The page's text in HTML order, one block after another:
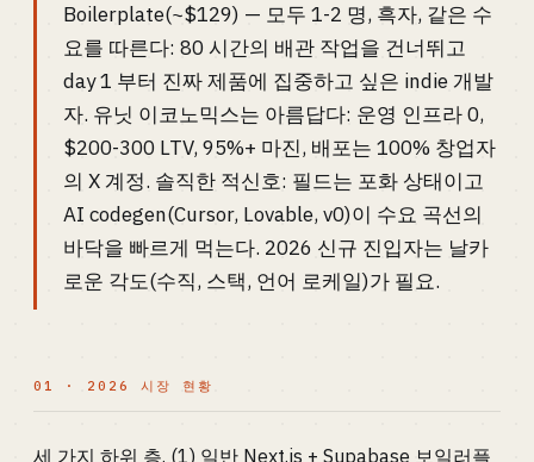
Boilerplate(~$129) — 모두 1-2 명, 흑자, 같은 수
요를 따른다: 80 시간의 배관 작업을 건너뛰고
day 1 부터 진짜 제품에 집중하고 싶은 indie 개발
자. 유닛 이코노믹스는 아름답다: 운영 인프라 0,
$200-300 LTV, 95%+ 마진, 배포는 100% 창업자
의 X 계정. 솔직한 적신호: 필드는 포화 상태이고
AI codegen(Cursor, Lovable, v0)이 수요 곡선의
바닥을 빠르게 먹는다. 2026 신규 진입자는 날카
로운 각도(수직, 스택, 언어 로케일)가 필요.
01 · 2026 시장 현황
세 가지 하위 층. (1) 일반 Next.js + Supabase 보일러플